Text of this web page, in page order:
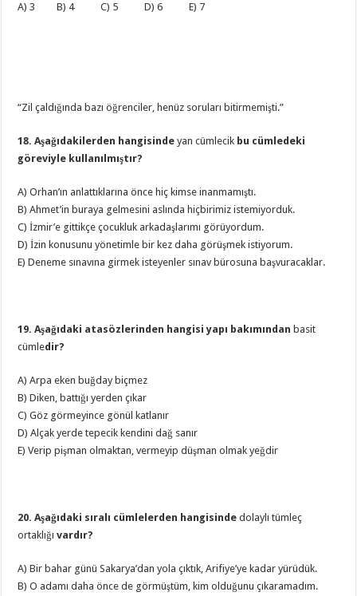
A) 3 B) 4 C) 5 D) 6 E) 7
“Zil çaldığında bazı öğrenciler, henüz soruları bitirmemişti.”
18. Aşağıdakilerden hangisindeyan cümlecik bu cümledeki
göreviyle kullanılmıştır?
A) Orhan’ın anlattıklarına önce hiç kimse inanmamıştı.
B) Ahmet’in buraya gelmesini aslında hiçbirimiz istemiyorduk.
C) İzmir’e gittikçe çocukluk arkadaşlarımı görüyordum.
D) İzin konusunu yönetimle bir kez daha görüşmek istiyorum.
E) Deneme sınavına girmek isteyenler sınav bürosuna başvuracaklar.
19. Aşağıdaki atasözlerinden hangisi yapı bakımından basit
cümledir?
A) Arpa eken buğday biçmez
B) Diken, battığı yerden çıkar
C) Göz görmeyince gönül katlanır
D) Alçak yerde tepecik kendini dağ sanır
E) Verip pişman olmaktan, vermeyip düşman olmak yeğdir
20. Aşağıdaki sıralı cümlelerden hangisindedolaylı tümleç
ortaklığıvardır?
A) Bir bahar günü Sakarya’dan yola çıktık, Arifiye’ye kadar yürüdük.
B) O adamı daha önce de görmüştüm, kim olduğunu çıkaramadım.